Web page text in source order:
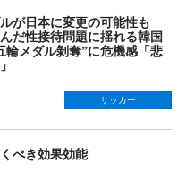
が日本に変更の可能性も
だ性接待問題に揺れる韓国
メダル剝奪”に危機感「悲
サッカー
べき効果効能